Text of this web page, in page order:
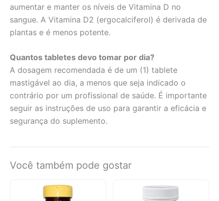
aumentar e manter os níveis de Vitamina D no
sangue. A Vitamina D2 (ergocalciferol) é derivada de
plantas e é menos potente.
Quantos tabletes devo tomar por dia?
A dosagem recomendada é de um (1) tablete
mastigável ao dia, a menos que seja indicado o
contrário por um profissional de saúde. É importante
seguir as instruções de uso para garantir a eficácia e
segurança do suplemento.
Você também pode gostar